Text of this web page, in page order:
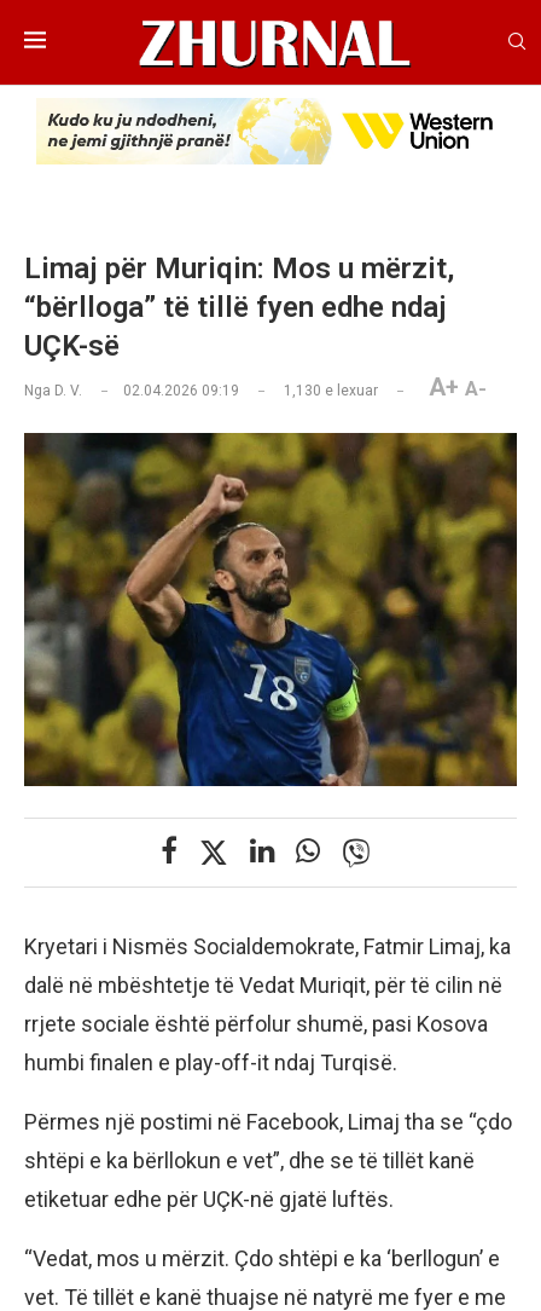
Limaj për Muriqin: Mos u mërzit,
“bërlloga” të tillë fyen edhe ndaj
UÇK-së
Nga D. V. 02.04.2026 09:19 1,130 e lexuar A+ A-
Kryetari i Nismës Socialdemokrate, Fatmir Limaj, ka
dalë në mbështetje të Vedat Muriqit, për të cilin në
rrjete sociale është përfolur shumë, pasi Kosova
humbi finalen e play-off-it ndaj Turqisë.
Përmes një postimi në Facebook, Limaj tha se “çdo
shtëpi e ka bërllokun e vet”, dhe se të tillët kanë
etiketuar edhe për UÇK-në gjatë luftës.
“Vedat, mos u mërzit. Çdo shtëpi e ka ‘berllogun’ e
vet. Të tillët e kanë thuajse në natyrë me fyer e me